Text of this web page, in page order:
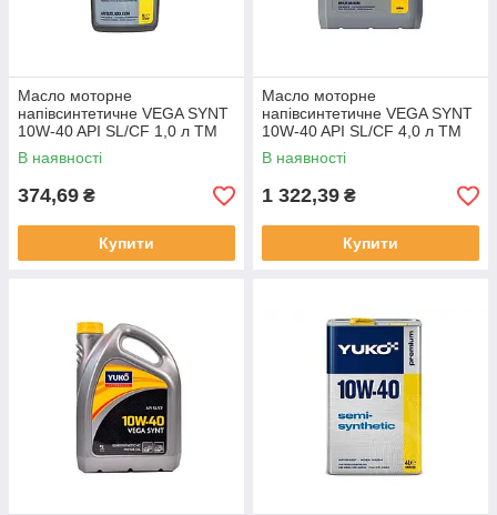
Масло моторне
напівсинтетичне VEGA SYNT
10W-40 API SL/CF 1,0 л ТМ
Yuko Solmir
В наявності
374,69 ₴
Купити
Масло моторне
напівсинтетичне VEGA SYNT
10W-40 API SL/CF 4,0 л ТМ
Yuko Solmir
В наявності
1 322,39 ₴
Купити